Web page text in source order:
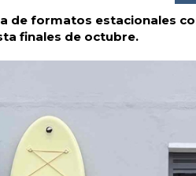
de formatos estacionales
finales de octubre.